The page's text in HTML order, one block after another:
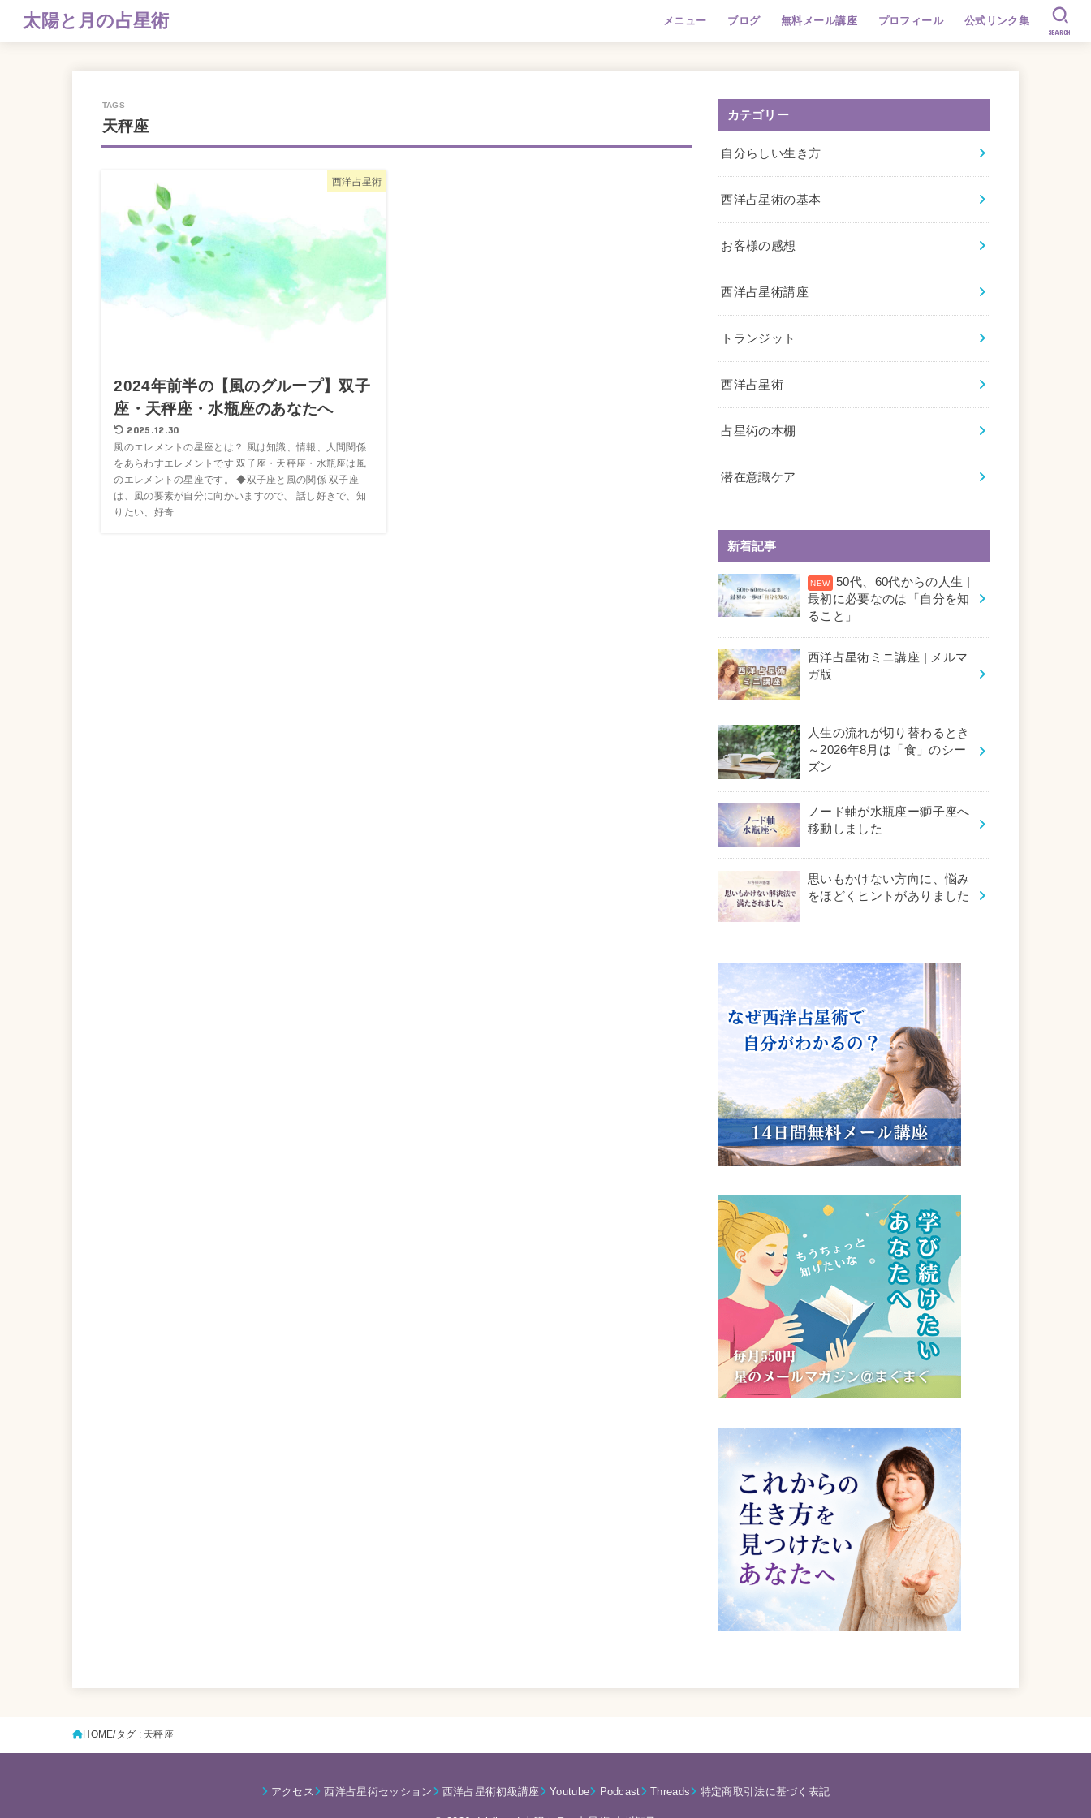
太陽と月の占星術 メニュー ブログ 無料メール講座 プロフィール 公式リンク集
SEARCH
天秤座
西洋占星術
2024年前半の【風のグループ】双子
座・天秤座・水瓶座のあなたへ
2025.12.30
風のエレメントの星座とは？ 風は知識、情報、人間関係
をあらわすエレメントです 双子座・天秤座・水瓶座は風
のエレメントの星座です。 ◆双子座と風の関係 双子座
は、風の要素が自分に向かいますので、 話し好きで、知
りたい、好奇...
カテゴリー
自分らしい生き方
西洋占星術の基本
お客様の感想
西洋占星術講座
トランジット
西洋占星術
占星術の本棚
潜在意識ケア
新着記事
50代、60代からの人生 |
最初に必要なのは「自分を知
ること」
西洋占星術ミニ講座 | メルマ
ガ版
人生の流れが切り替わるとき
～2026年8月は「食」のシー
ズン
ノード軸が水瓶座ー獅子座へ
移動しました
思いもかけない方向に、悩み
をほどくヒントがありました
HOME タグ : 天秤座
アクセス 西洋占星術セッション 西洋占星術初級講座 Youtube Podcast Threads 特定商取引法に基づく表記